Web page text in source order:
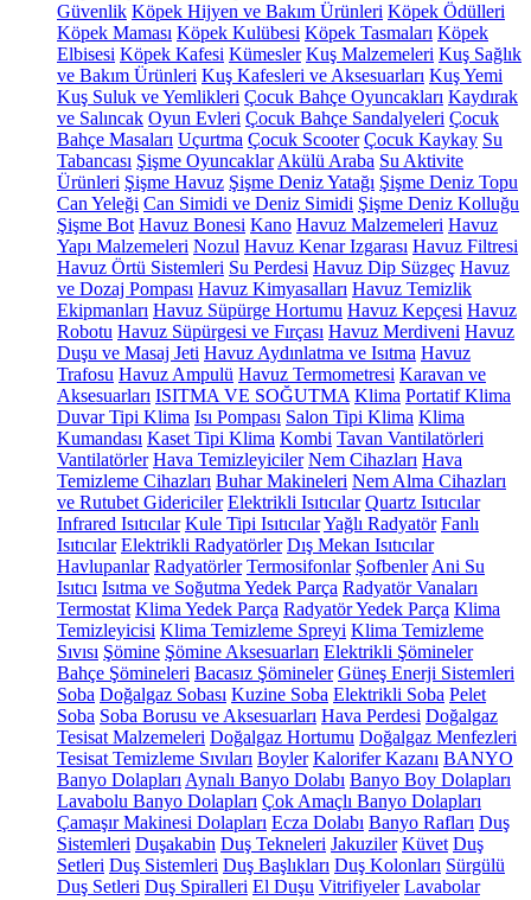
Güvenlik Köpek Hijyen ve Bakım Ürünleri Köpek Ödülleri
Köpek Maması Köpek Kulübesi Köpek Tasmaları Köpek
Elbisesi Köpek Kafesi Kümesler Kuş Malzemeleri Kuş Sağlık
ve Bakım Ürünleri Kuş Kafesleri ve Aksesuarları Kuş Yemi
Kuş Suluk ve Yemlikleri Çocuk Bahçe Oyuncakları Kaydırak
ve Salıncak Oyun Evleri Çocuk Bahçe Sandalyeleri Çocuk
Bahçe Masaları Uçurtma Çocuk Scooter Çocuk Kaykay Su
Tabancası Şişme Oyuncaklar Akülü Araba Su Aktivite
Ürünleri Şişme Havuz Şişme Deniz Yatağı Şişme Deniz Topu
Can Yeleği Can Simidi ve Deniz Simidi Şişme Deniz Kolluğu
Şişme Bot Havuz Bonesi Kano Havuz Malzemeleri Havuz
Yapı Malzemeleri Nozul Havuz Kenar Izgarası Havuz Filtresi
Havuz Örtü Sistemleri Su Perdesi Havuz Dip Süzgeç Havuz
ve Dozaj Pompası Havuz Kimyasalları Havuz Temizlik
Ekipmanları Havuz Süpürge Hortumu Havuz Kepçesi Havuz
Robotu Havuz Süpürgesi ve Fırçası Havuz Merdiveni Havuz
Duşu ve Masaj Jeti Havuz Aydınlatma ve Isıtma Havuz
Trafosu Havuz Ampulü Havuz Termometresi Karavan ve
Aksesuarları ISITMA VE SOĞUTMA Klima Portatif Klima
Duvar Tipi Klima Isı Pompası Salon Tipi Klima Klima
Kumandası Kaset Tipi Klima Kombi Tavan Vantilatörleri
Vantilatörler Hava Temizleyiciler Nem Cihazları Hava
Temizleme Cihazları Buhar Makineleri Nem Alma Cihazları
ve Rutubet Gidericiler Elektrikli Isıtıcılar Quartz Isıtıcılar
Infrared Isıtıcılar Kule Tipi IsıtıcılarYağlı Radyatör Fanlı
Isıtıcılar Elektrikli Radyatörler Dış Mekan Isıtıcılar
Havlupanlar Radyatörler Termosifonlar Şofbenler Ani Su
Isıtıcı Isıtma ve Soğutma Yedek Parça Radyatör Vanaları
Termostat Klima Yedek Parça Radyatör Yedek Parça Klima
Temizleyicisi Klima Temizleme Spreyi Klima Temizleme
Sıvısı Şömine Şömine Aksesuarları Elektrikli Şömineler
Bahçe Şömineleri Bacasız Şömineler Güneş Enerji Sistemleri
Soba Doğalgaz Sobası Kuzine Soba Elektrikli Soba Pelet
Soba Soba Borusu ve Aksesuarları Hava Perdesi Doğalgaz
Tesisat Malzemeleri Doğalgaz Hortumu Doğalgaz Menfezleri
Tesisat Temizleme Sıvıları Boyler Kalorifer Kazanı BANYO
Banyo Dolapları Aynalı Banyo Dolabı Banyo Boy Dolapları
Lavabolu Banyo Dolapları Çok Amaçlı Banyo Dolapları
Çamaşır Makinesi Dolapları Ecza Dolabı Banyo Rafları Duş
Sistemleri Duşakabin Duş Tekneleri Jakuziler Küvet Duş
Setleri Duş Sistemleri Duş Başlıkları Duş Kolonları Sürgülü
Duş Setleri Duş Spiralleri El Duşu Vitrifiyeler Lavabolar